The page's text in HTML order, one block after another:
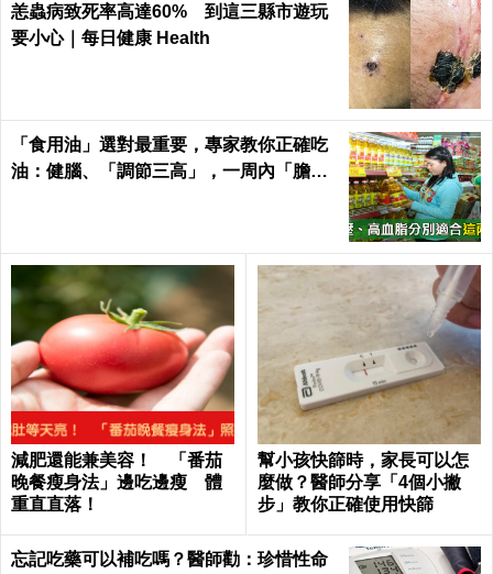
恙蟲病致死率高達60% 到這三縣市遊玩
要小心｜每日健康 Health
「食用油」選對最重要，專家教你正確吃
油：健腦、「調節三高」，一周內「膽固
減肥還能兼美容！ 「番茄
晚餐瘦身法」邊吃邊瘦 體
重直直落！
幫小孩快篩時，家長可以怎
麼做？醫師分享「4個小撇
步」教你正確使用快篩
忘記吃藥可以補吃嗎？醫師勸：珍惜性命